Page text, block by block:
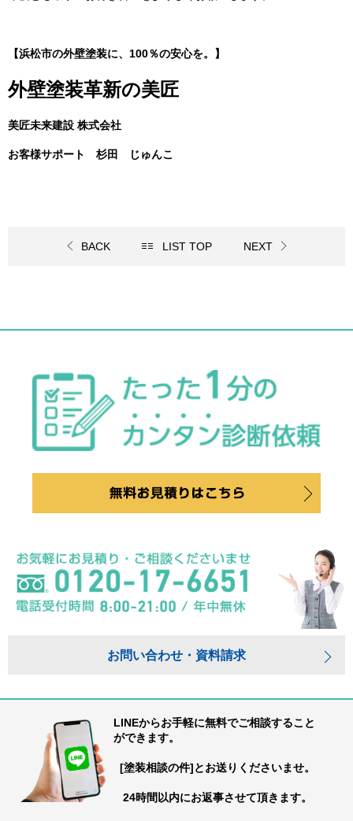
【浜松市の外壁塗装に、100％の安心を。】
外壁塗装革新の美匠
美匠未来建設 株式会社
お客様サポート 杉田 じゅんこ
BACK LIST TOP NEXT
お問い合わせ・資料請求
LINEからお手軽に無料でご相談すること
ができます。
[塗装相談の件]とお送りくださいませ。
24時間以内にお返事させて頂きます。